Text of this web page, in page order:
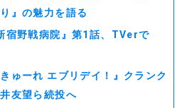
』の魅力を語る
宿野戦病院』第1話、TVerで
ゅーれ エブリデイ！』クランク
友望ら続投へ